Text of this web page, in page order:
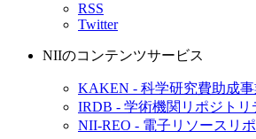
RSS
Twitter
NIIのコンテンツサービス
KAKEN - 科学研究費助成
IRDB - 学術機関リポジトリ
NII-REO - 電子リソースリ